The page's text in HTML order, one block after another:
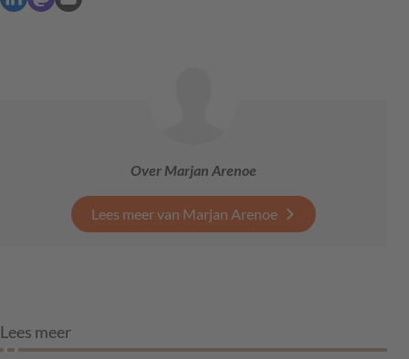
Over Marjan Arenoe
Lees meer van Marjan Arenoe
Lees meer